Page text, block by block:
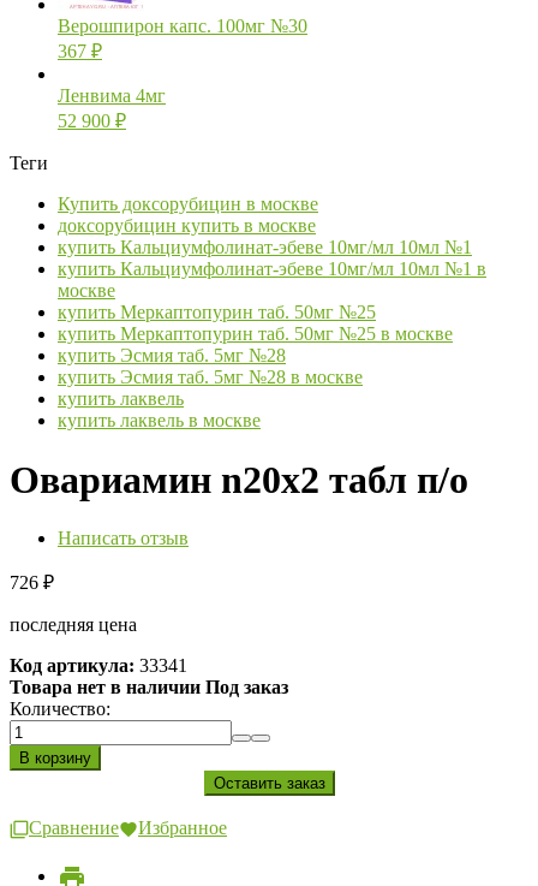
Верошпирон капс. 100мг №30
367 ₽
Ленвима 4мг
52 900 ₽
Теги
Купить доксорубицин в москве
доксорубицин купить в москве
купить Кальциумфолинат-эбеве 10мг/мл 10мл №1
купить Кальциумфолинат-эбеве 10мг/мл 10мл №1 в
москве
купить Меркаптопурин таб. 50мг №25
купить Меркаптопурин таб. 50мг №25 в москве
купить Эсмия таб. 5мг №28
купить Эсмия таб. 5мг №28 в москве
купить лаквель
купить лаквель в москве
Овариамин n20х2 табл п/о
Написать отзыв
726 ₽
последняя цена
Код артикула: 33341
Товара нет в наличии Под заказ
Количество:
Сравнение Избранное